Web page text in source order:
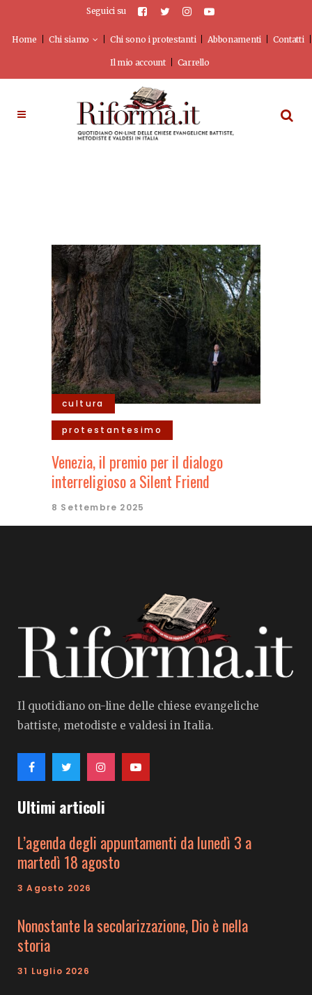
Seguici su
Home Chi siamo Chi sono i protestanti Abbonamenti Contatti
Il mio account Carrello
cultura
protestantesimo
Venezia, il premio per il dialogo
interreligioso a Silent Friend
8 Settembre 2025
Il quotidiano on-line delle chiese evangeliche
battiste, metodiste e valdesi in Italia.
Ultimi articoli
L’agenda degli appuntamenti da lunedì 3 a
martedì 18 agosto
3 Agosto 2026
Nonostante la secolarizzazione, Dio è nella
storia
31 Luglio 2026